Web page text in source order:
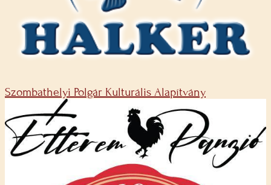
Szombathelyi Polgár Kulturális Alapítvány